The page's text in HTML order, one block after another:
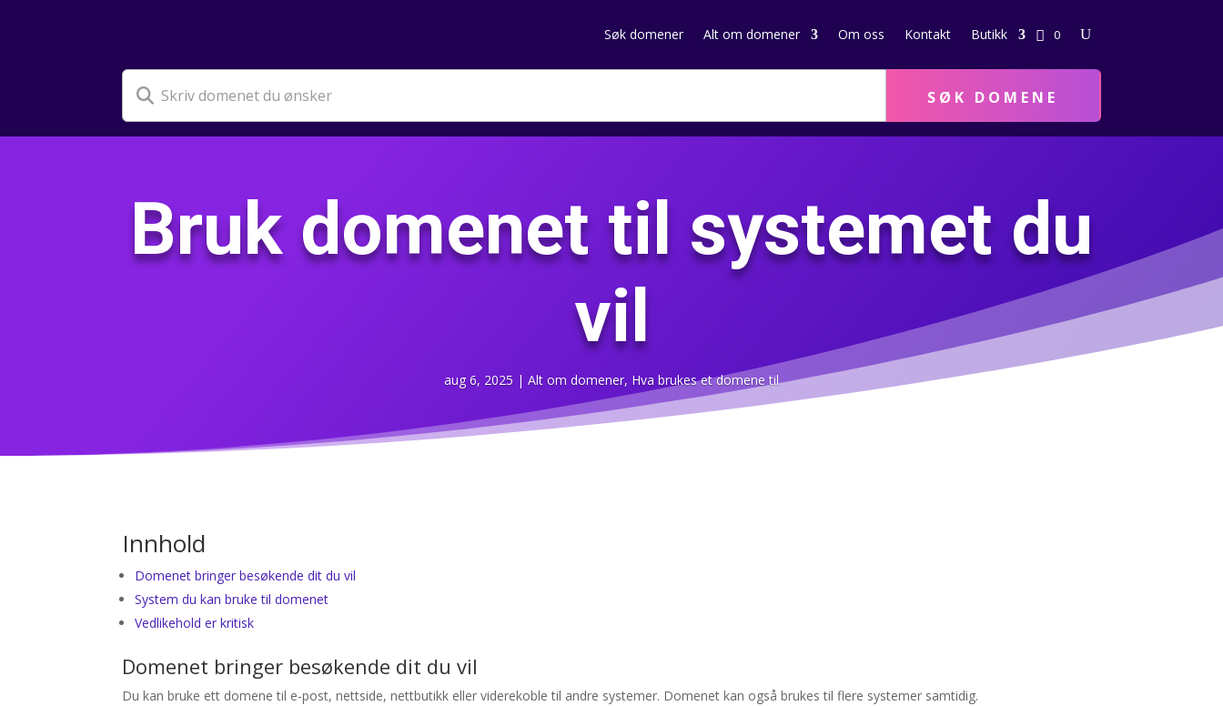
Søk domener Alt om domener Om oss Kontakt Butikk 0
SØK DOMENE
Bruk domenet til systemet du
vil
aug 6, 2025 | Alt om domener, Hva brukes et domene til
Innhold
Domenet bringer besøkende dit du vil
System du kan bruke til domenet
Vedlikehold er kritisk
Domenet bringer besøkende dit du vil
Du kan bruke ett domene til e-post, nettside, nettbutikk eller viderekoble til andre systemer. Domenet kan også brukes til flere systemer samtidig.